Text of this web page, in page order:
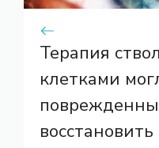
Терапия
клетками